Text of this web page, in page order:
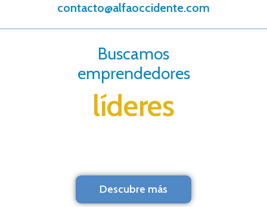
contacto@alfaoccidente.com
Buscamos
emprendedores
líderes
Descubre más